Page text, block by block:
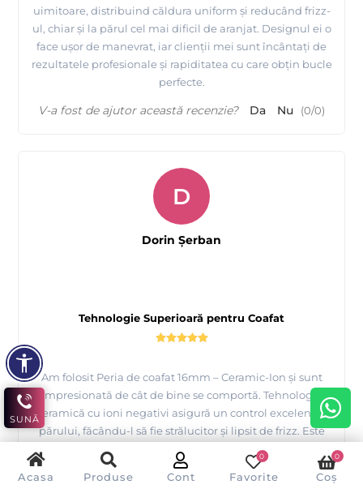
Acasa Produse Cont Favorite
0
Coș
0
uimitoare, distribuind căldura uniform și reducând frizz-
ul, chiar și la părul cel mai dificil de aranjat. Designul ei o
face ușor de manevrat, iar clienții mei sunt încântați de
rezultatele profesionale și rapiditatea cu care obțin bucle
perfecte.
V-a fost de ajutor această recenzie? Da Nu (0/0)
Tehnologie Superioară pentru Coafat
Am folosit Peria de coafat 16mm – Ceramic-Ion și sunt
impresionată de cât de bine se comportă. Tehnologia
ceramică cu ioni negativi asigură un control excelent al
părului, făcându-l să fie strălucitor și lipsit de frizz. Este
ușor de manevrat și foarte eficientă pentru bucle mici și
coafuri detaliate. Recomand cu încredere pentru utilizare
frecventă în saloane!
D
Dorin Şerban
SUNĂ